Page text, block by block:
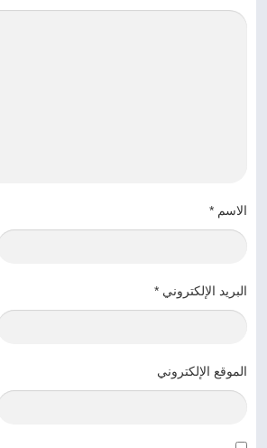
الاسم *
البريد الإلكتروني *
الموقع الإلكتروني